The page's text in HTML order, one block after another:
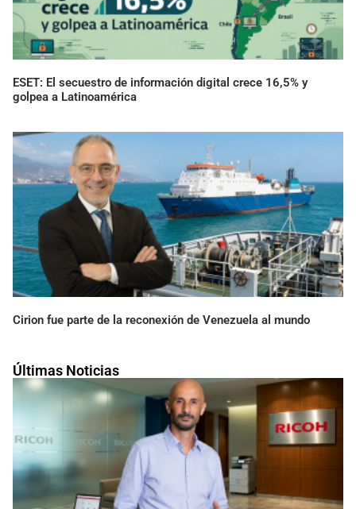
Últimas Noticias
ESET: El secuestro de información digital crece 16,5% y
golpea a Latinoamérica
Cirion fue parte de la reconexión de Venezuela al mundo